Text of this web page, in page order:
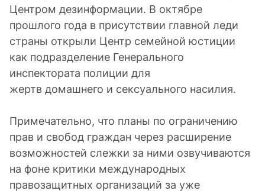
Центром дезинформации. В октябре
прошлого года в присутствии главной леди
страны открыли Центр семейной юстиции
как подразделение Генерального
инспектората полиции для
жертв домашнего и сексуального насилия.
Примечательно, что планы по ограничению
прав и свобод граждан через расширение
возможностей слежки за ними озвучиваются
на фоне критики международных
правозащитных организаций за уже